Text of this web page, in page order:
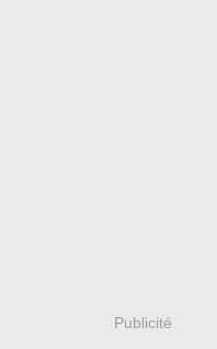
Publicité